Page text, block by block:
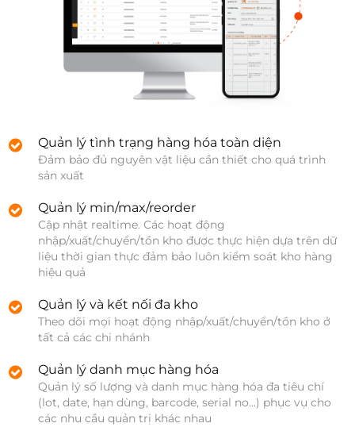
Quản lý tình trạng hàng hóa toàn diện
Đảm bảo đủ nguyên vật liệu cần thiết cho quá trình
sản xuất
Quản lý min/max/reorder
Cập nhật realtime. Các hoạt động
nhập/xuất/chuyển/tồn kho được thực hiện dựa trên dữ
liệu thời gian thực đảm bảo luôn kiểm soát kho hàng
hiệu quả
Quản lý và kết nối đa kho
Theo dõi mọi hoạt động nhập/xuất/chuyển/tồn kho ở
tất cả các chi nhánh
Quản lý danh mục hàng hóa
Quản lý số lượng và danh mục hàng hóa đa tiêu chí
(lot, date, hạn dùng, barcode, serial no...) phục vụ cho
các nhu cầu quản trị khác nhau